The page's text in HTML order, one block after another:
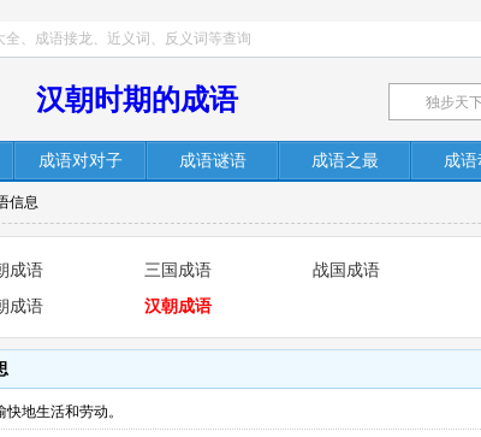
、成语接龙、近义词、反义词等查询
汉朝时期的成语
成语对对子 成语谜语 成语之最 成
信息
成语 三国成语
战国成语
成语 汉朝成语
地生活和劳动。